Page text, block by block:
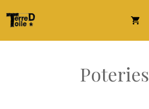
contenu
Poteries